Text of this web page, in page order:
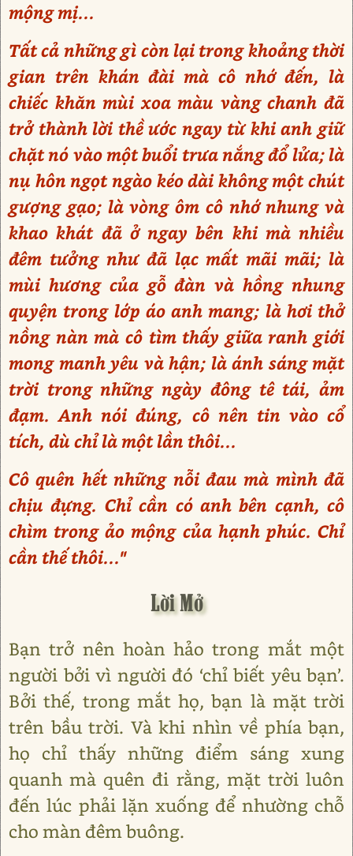
mộng mị...
Tất cả những gì còn lại trong khoảng thời
gian trên khán đài mà cô nhớ đến, là
chiếc khăn mùi xoa màu vàng chanh đã
trở thành lời thề ước ngay từ khi anh giữ
chặt nó vào một buổi trưa nắng đổ lửa; là
nụ hôn ngọt ngào kéo dài không một chút
gượng gạo; là vòng ôm cô nhớ nhung và
khao khát đã ở ngay bên khi mà nhiều
đêm tưởng như đã lạc mất mãi mãi; là
mùi hương của gỗ đàn và hồng nhung
quyện trong lớp áo anh mang; là hơi thở
nồng nàn mà cô tìm thấy giữa ranh giới
mong manh yêu và hận; là ánh sáng mặt
trời trong những ngày đông tê tái, ảm
đạm. Anh nói đúng, cô nên tin vào cổ
tích, dù chỉ là một lần thôi...
Cô quên hết những nỗi đau mà mình đã
chịu đựng. Chỉ cần có anh bên cạnh, cô
chìm trong ảo mộng của hạnh phúc. Chỉ
cần thế thôi..."
Lời Mở
Bạn trở nên hoàn hảo trong mắt một
người bởi vì người đó ‘chỉ biết yêu bạn’.
Bởi thế, trong mắt họ, bạn là mặt trời
trên bầu trời. Và khi nhìn về phía bạn,
họ chỉ thấy những điểm sáng xung
quanh mà quên đi rằng, mặt trời luôn
đến lúc phải lặn xuống để nhường chỗ
cho màn đêm buông.